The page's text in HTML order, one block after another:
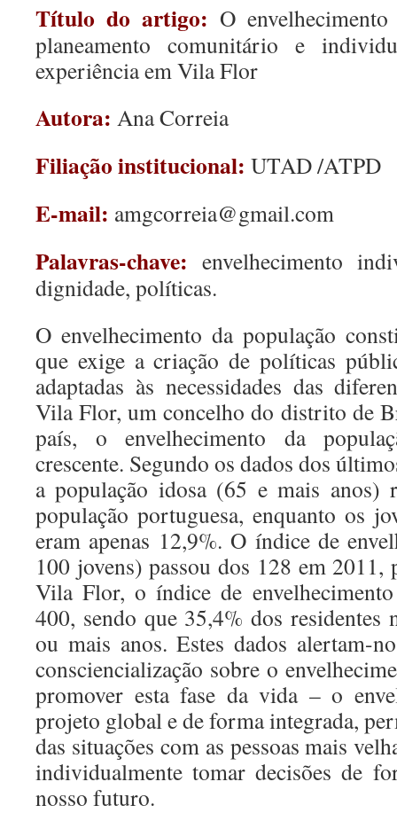
Título do artigo: O
planeamento comunitário e
experiência em Vila Flor
Autora: Ana Correia
Filiação institucional: UTAD /ATPD
E-mail: amgcorreia@gmail.com
Palavras-chave: envelhecimento
dignidade, políticas.
O envelhecimento da população
que exige a criação de políticas
adaptadas às necessidades das
Vila Flor, um concelho do distrito de
país, o envelhecimento da
crescente. Segundo os dados dos
a população idosa (65 e mais anos)
população portuguesa, enquanto os
eram apenas 12,9%. O índice de
100 jovens) passou dos 128 em
Vila Flor, o índice de
400, sendo que 35,4% dos residentes
ou mais anos. Estes dados alertam-
consciencialização sobre o
promover esta fase da vida – o
projeto global e de forma integrada,
das situações com as pessoas mais
individualmente tomar decisões de
nosso futuro.